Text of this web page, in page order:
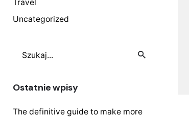
Travel
Uncategorized
Szukaj
Ostatnie wpisy
The definitive guide to make more